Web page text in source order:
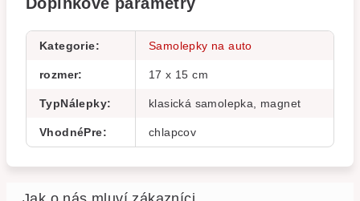
Kategorie: Samolepky na auto
rozmer: 17 x 15 cm
TypNálepky: klasická samolepka, magnet
VhodnéPre: chlapcov